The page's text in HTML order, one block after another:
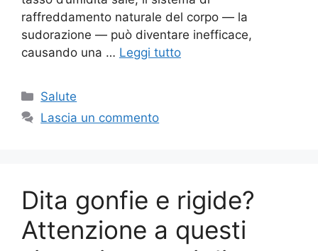
raffreddamento naturale del corpo — la
sudorazione — può diventare inefficace,
causando una … Leggi tutto
Categorie
Salute
Lascia un commento
Dita gonfie e rigide?
Attenzione a questi